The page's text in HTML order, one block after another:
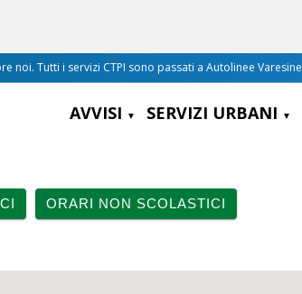
noi. Tutti i servizi CTPI sono passati a Autolinee Varesine
AVVISI SERVIZI URBANI
ORARI NON SCOLASTICI